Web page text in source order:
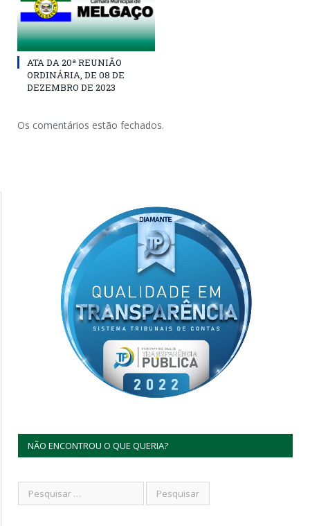
ATA DA 20ª REUNIÃO
ORDINÁRIA, DE 08 DE
DEZEMBRO DE 2023
Os comentários estão fechados.
NÃO ENCONTROU O QUE QUERIA?